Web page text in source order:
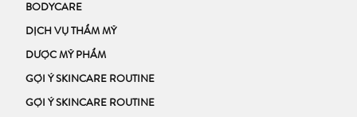
BODYCARE
DỊCH VỤ THẨM MỸ
DƯỢC MỸ PHẨM
GỢI Ý SKINCARE ROUTINE
GỢI Ý SKINCARE ROUTINE